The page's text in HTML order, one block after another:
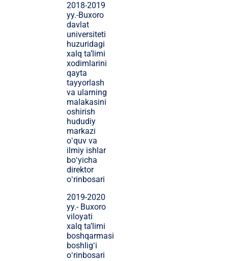
2018-2019
yy.-Buxoro
davlat
universiteti
huzuridagi
xalq ta’limi
xodimlarini
qayta
tayyorlash
va ularning
malakasini
oshirish
hududiy
markazi
oʻquv va
ilmiy ishlar
boʻyicha
direktor
oʻrinbosari
2019-2020
yy.- Buxoro
viloyati
xalq ta’limi
boshqarmasi
boshligʻi
oʻrinbosari